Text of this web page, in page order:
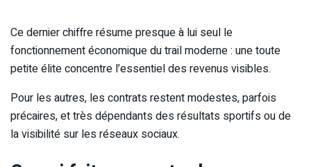
Ce dernier chiffre résume presque à lui seul le
fonctionnement économique du trail moderne : une toute
petite élite concentre l’essentiel des revenus visibles.
Pour les autres, les contrats restent modestes, parfois
précaires, et très dépendants des résultats sportifs ou de
la visibilité sur les réseaux sociaux.